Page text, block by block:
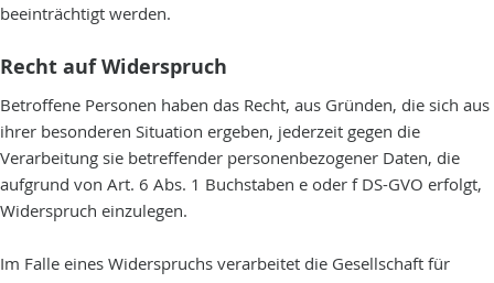
beeinträchtigt werden.
Recht auf Widerspruch
Betroffene Personen haben das Recht, aus Gründen, die sich aus
ihrer besonderen Situation ergeben, jederzeit gegen die
Verarbeitung sie betreffender personenbezogener Daten, die
aufgrund von Art. 6 Abs. 1 Buchstaben e oder f DS-GVO erfolgt,
Widerspruch einzulegen.
Im Falle eines Widerspruchs verarbeitet die Gesellschaft für